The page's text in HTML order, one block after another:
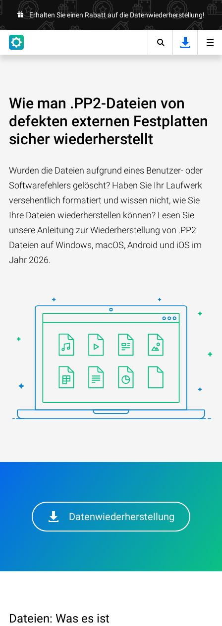
Erhalten Sie einen Rabatt auf die Datenwiederherstellung!
Wie man .PP2-Dateien von
defekten externen Festplatten
sicher wiederherstellt
Wurden die Dateien aufgrund eines Benutzer- oder
Softwarefehlers gelöscht? Haben Sie Ihr Laufwerk
versehentlich formatiert und wissen nicht, wie Sie
Ihre Dateien wiederherstellen können? Lesen Sie
unsere Anleitung zur Wiederherstellung von .PP2
Dateien auf Windows, macOS, Android und iOS im
Jahr 2026.
Datenwiederherstellung
Dateien: Was es ist